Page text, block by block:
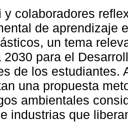
y colaboradores
de aprendizaje
un tema
2030 para el
de los estudiantes.
una propuesta
ambientales
industrias que